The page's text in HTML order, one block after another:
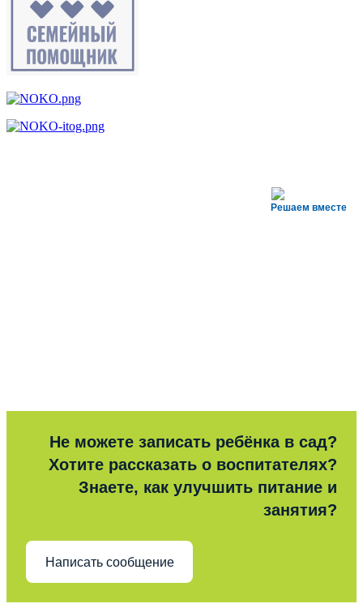
Решаем вместе
Не можете записать ребёнка в сад?
Хотите рассказать о воспитателях?
Знаете, как улучшить питание и
занятия?
Написать сообщение